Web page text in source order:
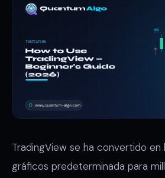
TradingView se ha convertido
gráficos predeterminada para